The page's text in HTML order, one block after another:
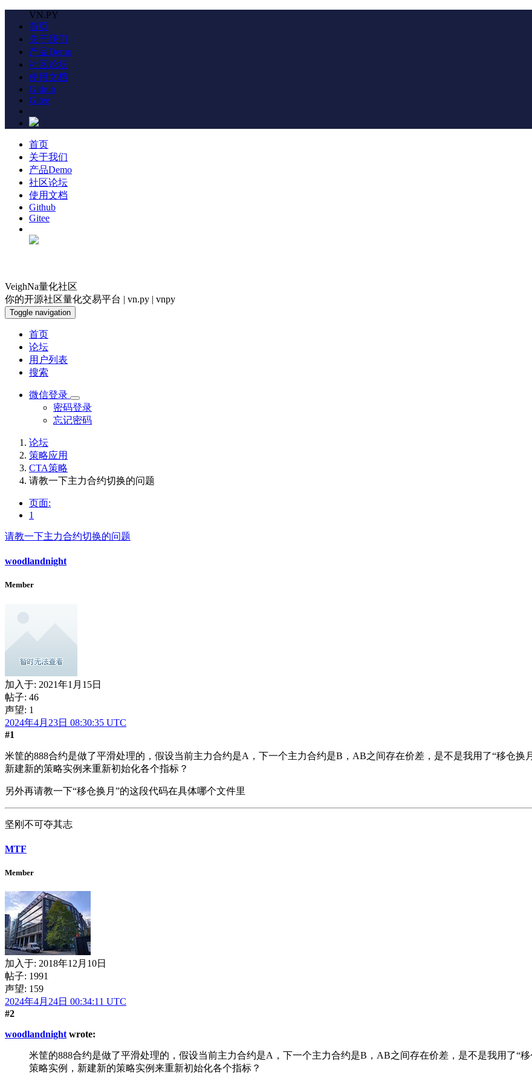
VN.PY
首页
关于我们
产品Demo
社区论坛
使用文档
Github
Gitee
首页
关于我们
产品Demo
社区论坛
使用文档
Github
Gitee
VeighNa量化社区
你的开源社区量化交易平台 | vn.py | vnpy
Toggle navigation
首页
论坛
用户列表
搜索
微信登录
密码登录
忘记密码
论坛
策略应用
CTA策略
请教一下主力合约切换的问题
页面:
1
请教一下主力合约切换的问题
woodlandnight
Member
加入于: 2021年1月15日
帖子: 46
声望: 1
2024年4月23日 08:30:35 UTC
#1
米筐的888合约是做了平滑处理的，假设当前主力合约是A，下一个主力合约是B，AB之间存在价差，是不是我用了“移仓换
新建新的策略实例来重新初始化各个指标？
另外再请教一下“移仓换月”的这段代码在具体哪个文件里
坚刚不可夺其志
MTF
Member
加入于: 2018年12月10日
帖子: 1991
声望: 159
2024年4月24日 00:34:11 UTC
#2
woodlandnight wrote:
米筐的888合约是做了平滑处理的，假设当前主力合约是A，下一个主力合约是B，AB之间存在价差，是不是我用了“
策略实例，新建新的策略实例来重新初始化各个指标？